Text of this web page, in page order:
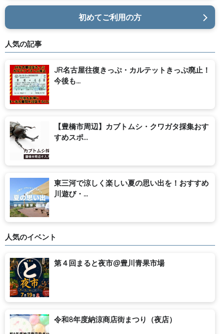
初めてご利用の方
人気の記事
JR名古屋往復きっぷ・カルテットきっぷ廃止！
今後も...
【豊橋市周辺】カブトムシ・クワガタ採集おす
すめスポ...
東三河で涼しく楽しい夏の思い出を！おすすめ
川遊び・...
人気のイベント
第４回まると夜市@豊川青果市場
令和8年度納涼商店街まつり（夜店）